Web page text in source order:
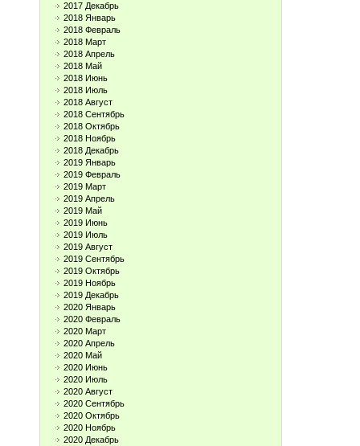
2017 Декабрь
2018 Январь
2018 Февраль
2018 Март
2018 Апрель
2018 Май
2018 Июнь
2018 Июль
2018 Август
2018 Сентябрь
2018 Октябрь
2018 Ноябрь
2018 Декабрь
2019 Январь
2019 Февраль
2019 Март
2019 Апрель
2019 Май
2019 Июнь
2019 Июль
2019 Август
2019 Сентябрь
2019 Октябрь
2019 Ноябрь
2019 Декабрь
2020 Январь
2020 Февраль
2020 Март
2020 Апрель
2020 Май
2020 Июнь
2020 Июль
2020 Август
2020 Сентябрь
2020 Октябрь
2020 Ноябрь
2020 Декабрь